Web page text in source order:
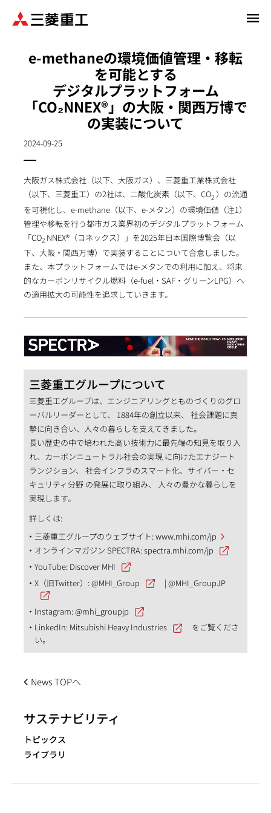
e-methaneの環境価値管理・移転
を可能とする
デジタルプラットフォーム
「CO₂NNEX®」の大阪・関西万博で
の実装について
2024-09-25
大阪ガス株式会社（以下、大阪ガス）、三菱重工業株式会社
（以下、三菱重工）の2社は、二酸化炭素（以下、CO2 ）の流通
を可視化し、e-methane（以下、e-メタン）の環境価値（注1）
管理や移転を行う都市ガス業界初のデジタルプラットフォーム
「CO2 NNEX®（コネックス）」を2025年日本国際博覧会（以
下、大阪・関西万博）で実装することについて合意しました。
また、本プラットフォームではe-メタンでの利用に加え、将来
的なカーボンリサイクル燃料（e-fuel・SAF・グリーンLPG）へ
の適用拡大の可能性を追求していきます。
三菱重工グループについて
三菱重工グループは、エンジニアリングとものづくりのグロ
ーバルリーダーとして、 1884年の創立以来、 社会課題に真
摯に向き合い、人々の暮らしを支えてきました。
長い歴史の中で培われた高い技術力に最先端の知見を取り入
れ、カーボンニュートラル社会の実現 に向けたエナジート
ランジション、 社会インフラのスマート化、サイバー・セ
キュリティ分野 の発展に取り組み、 人々の豊かな暮らしを
実現します。
詳しくは:
三菱重工グループのウェブサイト:www.mhi.com/jp
オンラインマガジン SPECTRA:spectra.mhi.com/jp
YouTube: Discover MHI
X（旧Twitter）:@MHI_Group |@MHI_GroupJP
Instagram:@mhi_groupjp
LinkedIn: Mitsubishi Heavy Industries
をご覧くださ
い。
News TOPへ
サステナビリティ
トピックス
ライブラリ